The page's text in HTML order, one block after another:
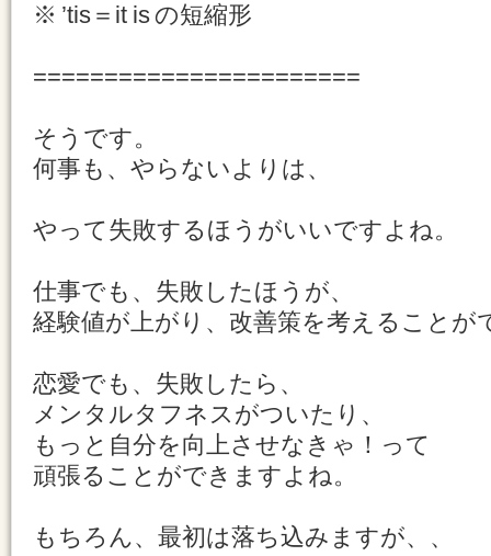
※ ’tis＝it is の短縮形
=======================
そうです。
何事も、やらないよりは、
やって失敗するほうがいいですよね。
仕事でも、失敗したほうが、
経験値が上がり、改善策を考えることが
恋愛でも、失敗したら、
メンタルタフネスがついたり、
もっと自分を向上させなきゃ！って
頑張ることができますよね。
もちろん、最初は落ち込みますが、、